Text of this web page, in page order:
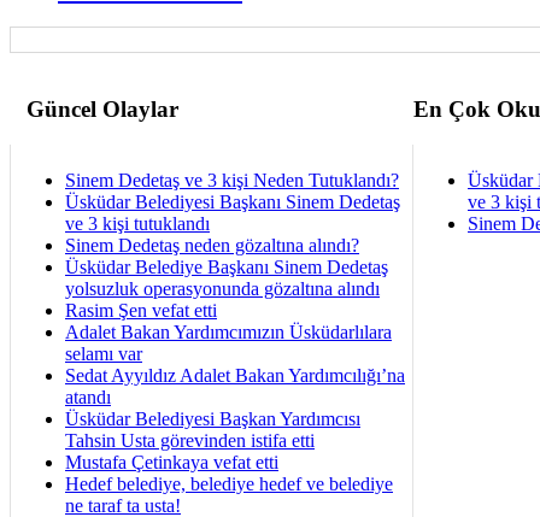
Güncel Olaylar En Çok
Sinem Dedetaş ve 3 kişi Neden Tutuklandı?
Üsküdar Belediyesi Başkanı Sinem Dedetaş
ve 3 kişi tutuklandı
Sinem Dedetaş neden gözaltına alındı?
Üsküdar Belediye Başkanı Sinem Dedetaş
yolsuzluk operasyonunda gözaltına alındı
Rasim Şen vefat etti
Adalet Bakan Yardımcımızın Üsküdarlılara
selamı var
Sedat Ayyıldız Adalet Bakan Yardımcılığı’na
atandı
Üsküdar Belediyesi Başkan Yardımcısı
Tahsin Usta görevinden istifa etti
Mustafa Çetinkaya vefat etti
Hedef belediye, belediye hedef ve belediye
ne taraf ta usta!
Üsküdar
ve 3 kişi
Sinem